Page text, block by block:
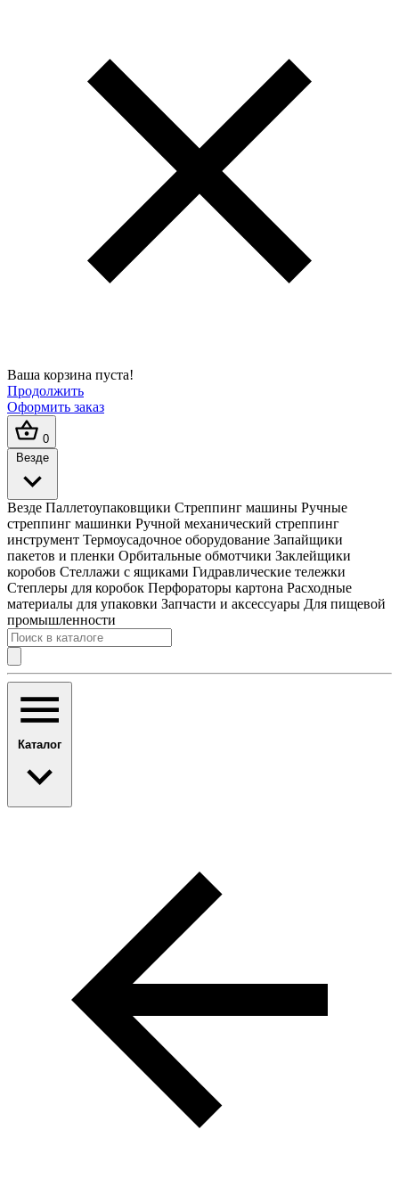
Ваша корзина пуста!
Продолжить
Оформить заказ
0
Везде
Везде Паллетоупаковщики Стреппинг машины Ручные
стреппинг машинки Ручной механический стреппинг
инструмент Термоусадочное оборудование Запайщики
пакетов и пленки Орбитальные обмотчики Заклейщики
коробов Стеллажи с ящиками Гидравлические тележки
Степлеры для коробок Перфораторы картона Расходные
материалы для упаковки Запчасти и аксессуары Для пищевой
промышленности
Каталог